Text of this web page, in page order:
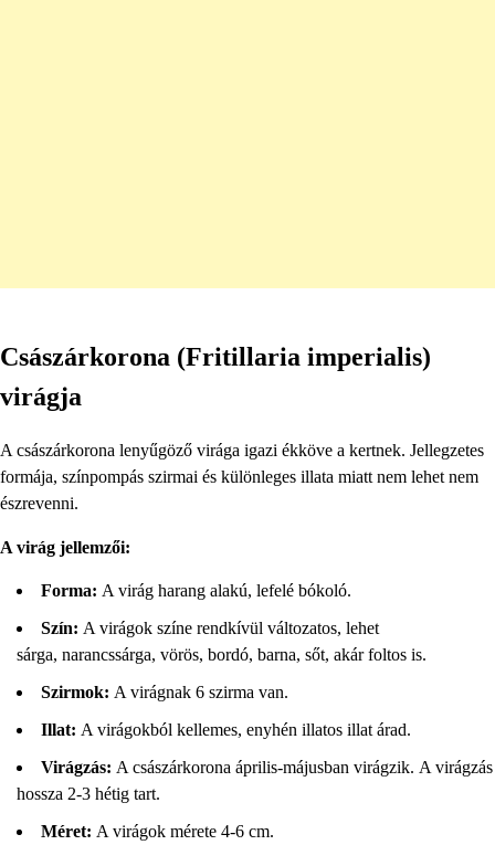
Császárkorona (Fritillaria imperialis)
virágja
A császárkorona lenyűgöző virága igazi ékköve a kertnek. Jellegzetes
formája, színpompás szirmai és különleges illata miatt nem lehet nem
észrevenni.
A virág jellemzői:
Forma: A virág harang alakú, lefelé bókoló.
Szín: A virágok színe rendkívül változatos, lehet
sárga, narancssárga, vörös, bordó, barna, sőt, akár foltos is.
Szirmok: A virágnak 6 szirma van.
Illat: A virágokból kellemes, enyhén illatos illat árad.
Virágzás: A császárkorona április-májusban virágzik. A virágzás
hossza 2-3 hétig tart.
Méret: A virágok mérete 4-6 cm.